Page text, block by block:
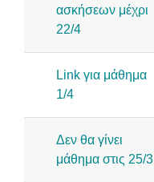
ασκήσεων μέχρι
22/4
Link για μάθημα
1/4
Δεν θα γίνει
μάθημα στις 25/3